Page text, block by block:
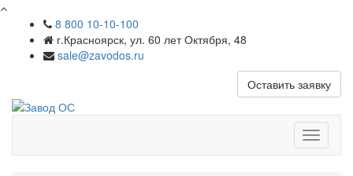
8 800 10-10-100
г.Красноярск, ул. 60 лет Октября, 48
sale@zavodos.ru
Оставить заявку
меню